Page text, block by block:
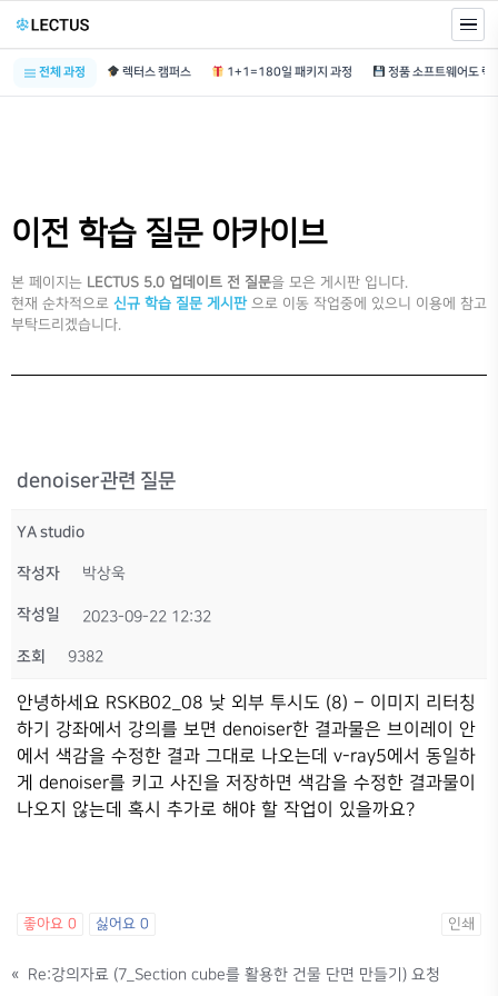
전체 과정 렉터스 캠퍼스 1+1=180일 패키지 과정
이전 학습 질문 아카이브
본 페이지는 LECTUS 5.0 업데이트 전 질문을 모은 게시판 입니다.
현재 순차적으로 신규 학습 질문 게시판 으로 이동 작업중에 있으니 이용에 참고
부탁드리겠습니다.
denoiser관련 질문
YA studio
작성자 박상욱
작성일 2023-09-22 12:32
조회 9382
안녕하세요 RSKB02_08 낮 외부 투시도 (8) – 이미지 리터칭
하기 강좌에서 강의를 보면 denoiser한 결과물은 브이레이 안
에서 색감을 수정한 결과 그대로 나오는데 v-ray5에서 동일하
게 denoiser를 키고 사진을 저장하면 색감을 수정한 결과물이
나오지 않는데 혹시 추가로 해야 할 작업이 있을까요?
좋아요 0 싫어요 0 인쇄
« Re:강의자료 (7_Section cube를 활용한 건물 단면 만들기) 요청